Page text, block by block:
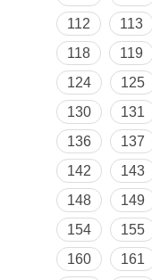
112
113
118
119
124
125
130
131
136
137
142
143
148
149
154
155
160
161